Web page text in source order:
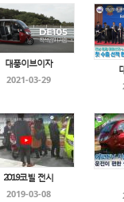
대풍이브이자
2021-03-29
2019코빌 전시
2019-03-08